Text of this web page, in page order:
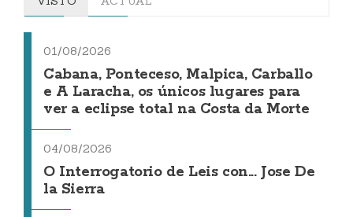
01/08/2026
Cabana, Ponteceso, Malpica, Carballo
e A Laracha, os únicos lugares para
ver a eclipse total na Costa da Morte
04/08/2026
O Interrogatorio de Leis con... Jose De
la Sierra